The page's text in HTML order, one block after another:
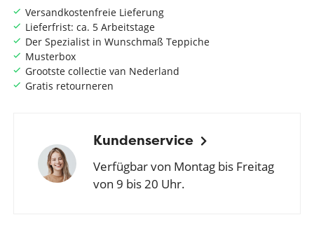
Versandkostenfreie Lieferung
Lieferfrist: ca. 5 Arbeitstage
Der Spezialist in Wunschmaß Teppiche
Musterbox
Grootste collectie van Nederland
Gratis retourneren
Kundenservice
Verfügbar von Montag bis Freitag
von 9 bis 20 Uhr.